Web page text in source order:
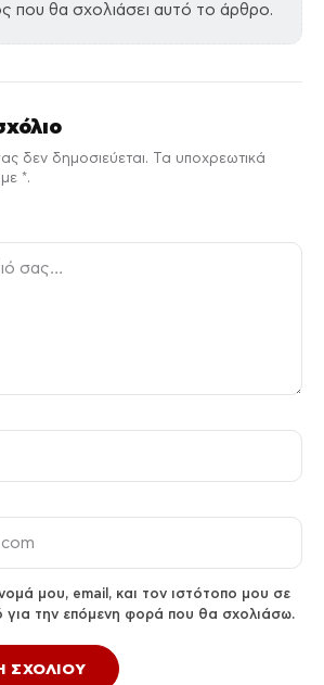
που θα σχολιάσει αυτό το άρθρο.
δεν δημοσιεύεται. Τα υποχρεωτικά
*.
μου, email, και τον ιστότοπο μου σε
για την επόμενη φορά που θα σχολιάσω.